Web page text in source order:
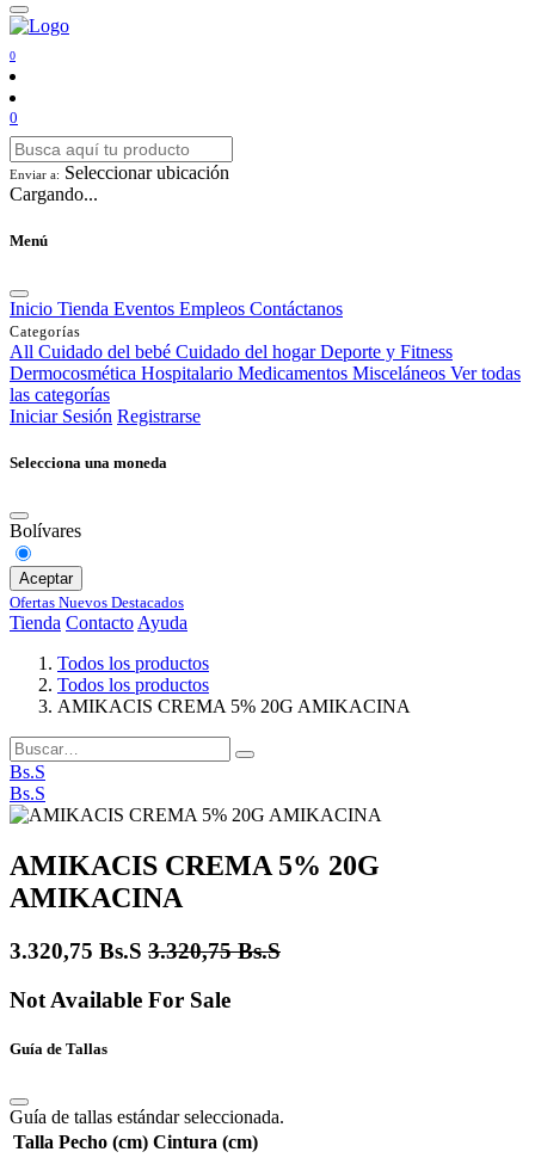
0
0
Enviar a: Seleccionar ubicación
Cargando...
Menú
Inicio Tienda Eventos Empleos Contáctanos
Categorías
All Cuidado del bebé Cuidado del hogar Deporte y Fitness
Dermocosmética Hospitalario Medicamentos Misceláneos Ver todas
las categorías
Iniciar Sesión Registrarse
Selecciona una moneda
Bolívares
Aceptar
Ofertas Nuevos Destacados
Tienda Contacto Ayuda
Todos los productos
Todos los productos
AMIKACIS CREMA 5% 20G AMIKACINA
Bs.S
Bs.S
AMIKACIS CREMA 5% 20G
AMIKACINA
3.320,75 Bs.S 3.320,75Bs.S
Not Available For Sale
Guía de Tallas
Guía de tallas estándar seleccionada.
Talla Pecho (cm) Cintura (cm)